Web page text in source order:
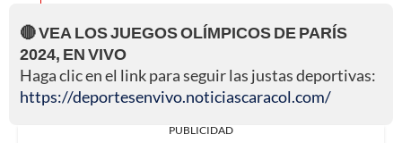
🔴 VEA LOS JUEGOS OLÍMPICOS DE PARÍS
2024, EN VIVO
Haga clic en el link para seguir las justas deportivas:
https://deportesenvivo.noticiascaracol.com/
PUBLICIDAD